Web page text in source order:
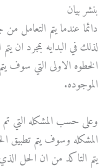
بنشر بيان
دائما عندما يتم التعامل
لذلك في البدايه بمجرد ان
الخطوه الاولى التي سوف
الموجوده.
وعلى حسب المشكله التي
المشكله وسوف يتم تطبيق
يتم التاكد من ان الحل